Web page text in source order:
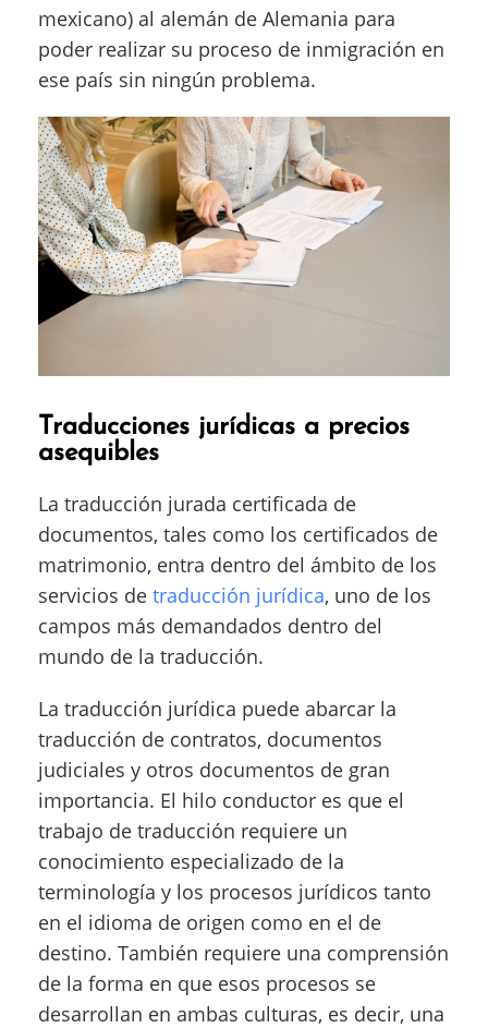
mexicano) al alemán de Alemania para
poder realizar su proceso de inmigración en
ese país sin ningún problema.
Traducciones jurídicas a precios
asequibles
La traducción jurada certificada de
documentos, tales como los certificados de
matrimonio, entra dentro del ámbito de los
servicios de traducción jurídica, uno de los
campos más demandados dentro del
mundo de la traducción.
La traducción jurídica puede abarcar la
traducción de contratos, documentos
judiciales y otros documentos de gran
importancia. El hilo conductor es que el
trabajo de traducción requiere un
conocimiento especializado de la
terminología y los procesos jurídicos tanto
en el idioma de origen como en el de
destino. También requiere una comprensión
de la forma en que esos procesos se
desarrollan en ambas culturas, es decir, una